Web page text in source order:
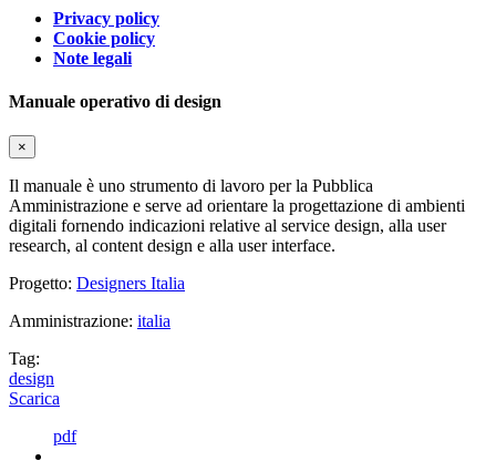
Privacy policy
Cookie policy
Note legali
Manuale operativo di design
×
Il manuale è uno strumento di lavoro per la Pubblica
Amministrazione e serve ad orientare la progettazione di ambienti
digitali fornendo indicazioni relative al service design, alla user
research, al content design e alla user interface.
Progetto: Designers Italia
Amministrazione: italia
Tag:
design
Scarica
pdf